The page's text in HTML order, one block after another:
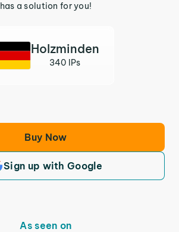
has a solution for you!
Holzminden
340 IPs
Buy Now
Sign up with Google
As seen on